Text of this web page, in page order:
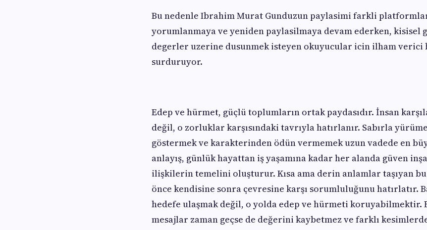
Bu nedenle Ibrahim Murat Gunduzun paylasimi farkli
yorumlanmaya ve yeniden paylasilmaya devam ederken, kisisel
degerler uzerine dusunmek isteyen okuyucular icin ilham verici
surduruyor.
Edep ve hürmet, güçlü toplumların ortak paydasıdır. İnsan
değil, o zorluklar karşısındaki tavrıyla hatırlanır. Sabırla
göstermek ve karakterinden ödün vermemek uzun vadede en
anlayış, günlük hayattan iş yaşamına kadar her alanda güven
ilişkilerin temelini oluşturur. Kısa ama derin anlamlar taşıyan bu
önce kendisine sonra çevresine karşı sorumluluğunu hatırlatır.
hedefe ulaşmak değil, o yolda edep ve hürmeti koruyabilmektir.
mesajlar zaman geçse de değerini kaybetmez ve farklı